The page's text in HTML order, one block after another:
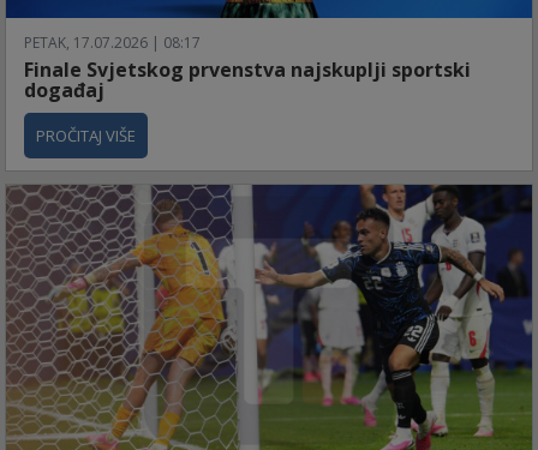
PETAK, 17.07.2026 | 08:17
Finale Svjetskog prvenstva najskuplji sportski
događaj
PROČITAJ VIŠE